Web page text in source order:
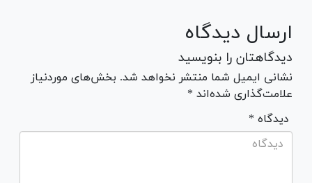
ارسال دیدگاه
دیدگاهتان را بنویسید
نشانی ایمیل شما منتشر نخواهد شد. بخش‌های موردنیاز
علامت‌گذاری شده‌اند *
* دیدگاه